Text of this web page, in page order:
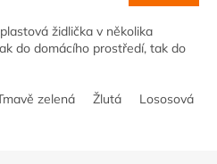
židlička v několika
do domácího prostředí, tak do
zelená Žlutá Lososová